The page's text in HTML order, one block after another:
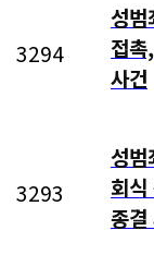
3294
성
접
사건
3293
성
회
종결